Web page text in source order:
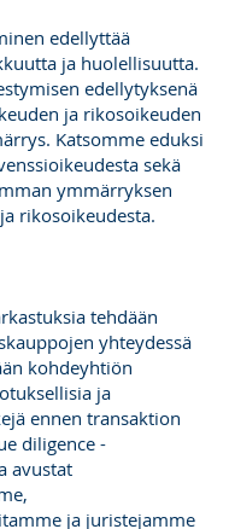
edellyttää
ja huolellisuutta.
edellytyksenä
ja rikosoikeuden
Katsomme eduksi
sekä
ymmärryksen
rikosoikeudesta.
tehdään
yhteydessä
kohdeyhtiön
ja
ennen transaktion
diligence -
avustat
ja juristejamme